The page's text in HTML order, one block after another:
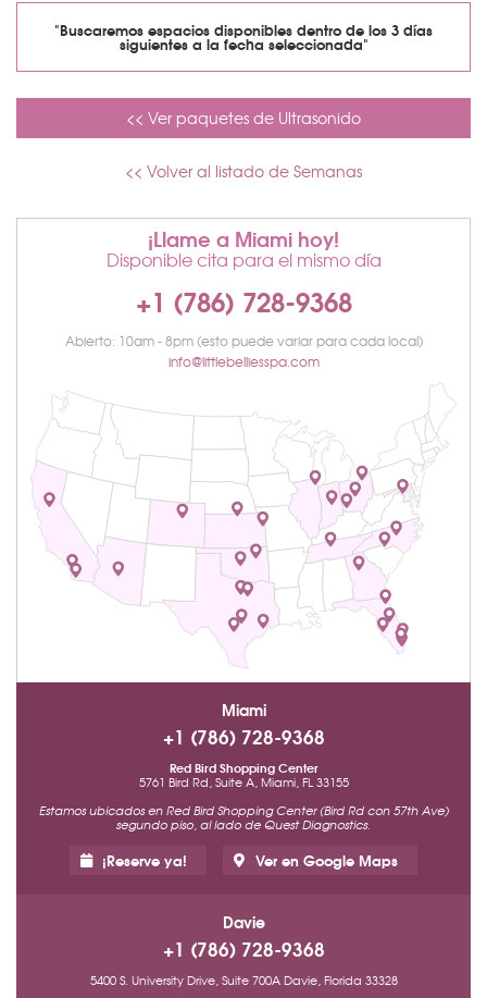
"Buscaremos espacios disponibles dentro de los 3 días
siguientes a la fecha seleccionada"
<< Ver paquetes de Ultrasonido
<< Volver al listado de Semanas
¡Llame a Miami hoy!
Disponible cita para el mismo día
+1 (786) 728-9368
Abierto: 10am - 8pm (esto puede variar para cada local)
info@littlebelliesspa.com
Miami
+1 (786) 728-9368
Red Bird Shopping Center
5761 Bird Rd, Suite A, Miami, FL 33155
Estamos ubicados en Red Bird Shopping Center (Bird Rd con 57th Ave)
segundo piso, al lado de Quest Diagnostics.
¡Reserve ya! Ver en Google Maps
Davie
+1 (786) 728-9368
5400 S. University Drive, Suite 700A Davie, Florida 33328